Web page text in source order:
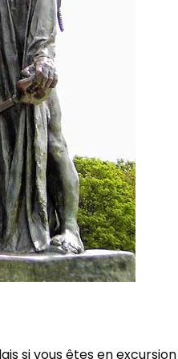
si vous êtes en excursion